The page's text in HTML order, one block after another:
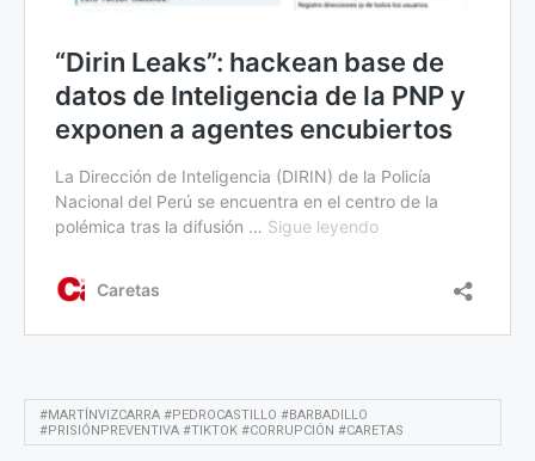
#MARTÍNVIZCARRA #PEDROCASTILLO #BARBADILLO
#PRISIÓNPREVENTIVA #TIKTOK #CORRUPCIÓN #CARETAS